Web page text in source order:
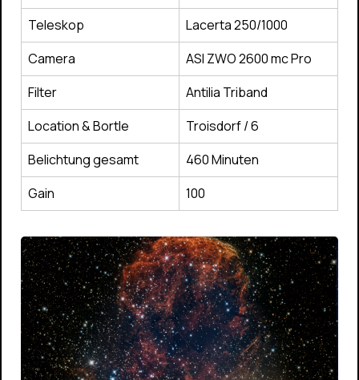
Teleskop
Lacerta 250/1000
Camera
ASI ZWO 2600 mc Pro
Filter
Antilia Triband
Location & Bortle
Troisdorf / 6
Belichtung gesamt
460 Minuten
Gain
100